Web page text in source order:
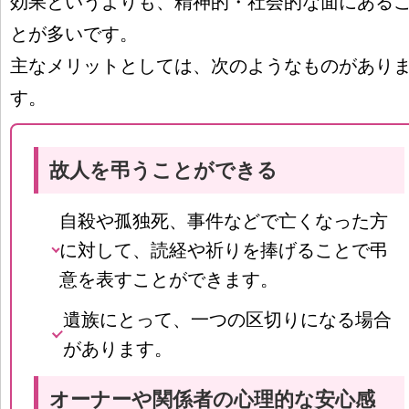
とが多いです。
主なメリットとしては、次のようなものがあり
す。
故人を弔うことができる
自殺や孤独死、事件などで亡くなった方
に対して、読経や祈りを捧げることで弔
意を表すことができます。
遺族にとって、一つの区切りになる場合
があります。
オーナーや関係者の心理的な安心感